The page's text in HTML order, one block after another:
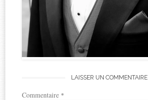
LAISSER UN COMMENTAIRE
Commentaire *